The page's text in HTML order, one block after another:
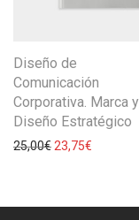
Diseño de
Comunicación
Corporativa. Marca y
Diseño Estratégico
25,00€ 23,75€